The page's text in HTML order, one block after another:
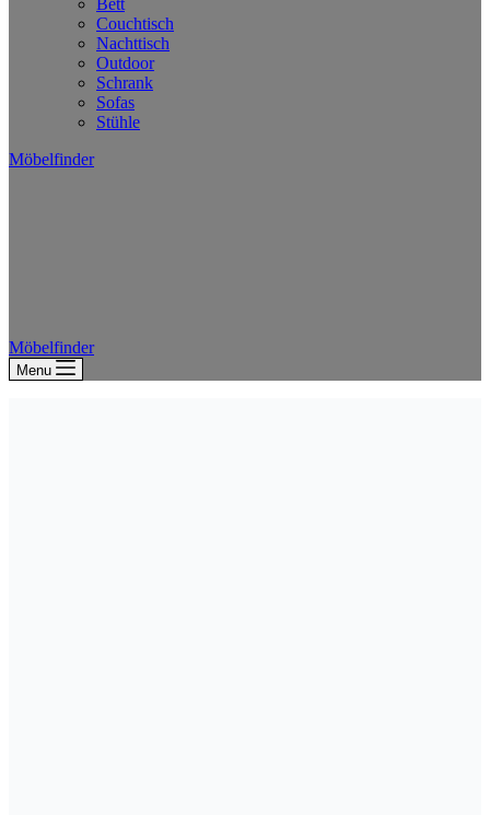
Bett
Couchtisch
Nachttisch
Outdoor
Schrank
Sofas
Stühle
Möbelfinder
Möbelfinder
Menu